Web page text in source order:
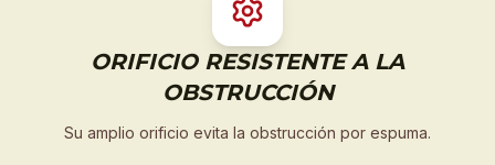
ORIFICIO RESISTENTE A LA
OBSTRUCCIÓN
Su amplio orificio evita la obstrucción por espuma.